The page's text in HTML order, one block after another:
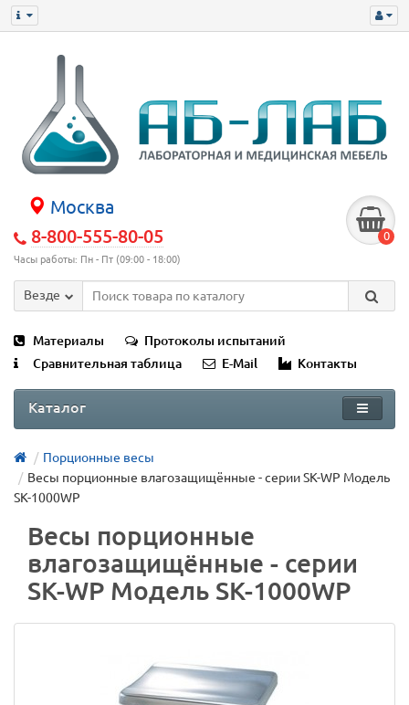
Москва
8-800-555-80-05
Часы работы: Пн - Пт (09:00 - 18:00)
0
Везде
Материалы
Протоколы испытаний
Сравнительная таблица
E-Mail Контакты
Каталог
Порционные весы
Весы порционные влагозащищённые - серии SK-WP Модель
SK-1000WP
Весы порционные
влагозащищённые - серии
SK-WP Модель SK-1000WP